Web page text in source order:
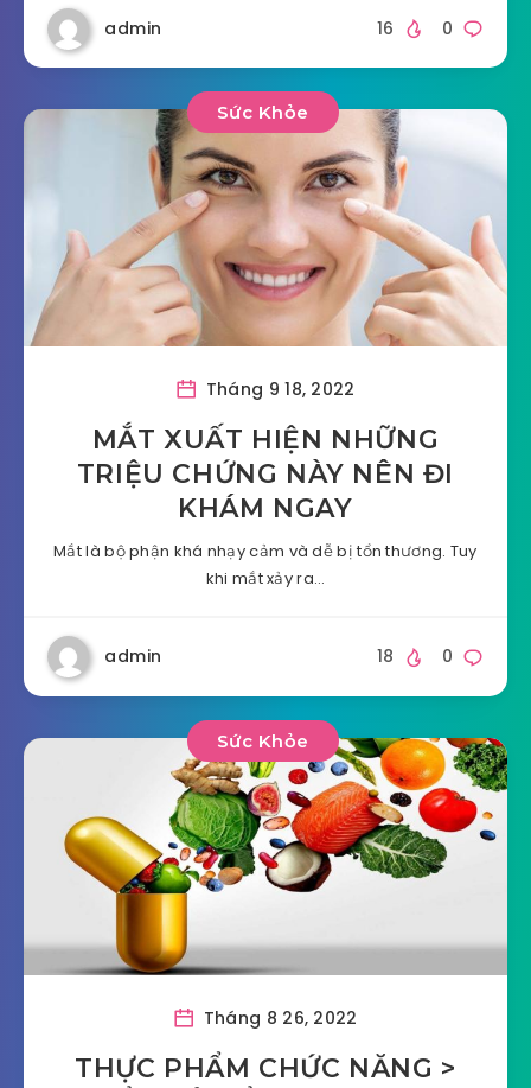
admin 0
16
Sức Khỏe
Tháng 9 18, 2022
MẮT XUẤT HIỆN NHỮNG
TRIỆU CHỨNG NÀY NÊN ĐI
KHÁM NGAY
Mắt là bộ phận khá nhạy cảm và dễ bị tổn thương. Tuy
khi mắt xảy ra…
admin 0
18
Sức Khỏe
Tháng 8 26, 2022
THỰC PHẨM CHỨC NĂNG >